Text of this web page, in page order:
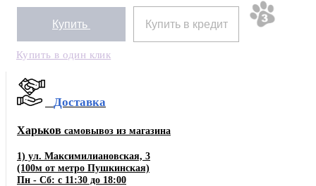
Купить Купить в кредит
Купить в один клик
Доставка
Харьков самовывоз из магазина
1) ул. Максимилиановская, 3
(100м от метро Пушкинская)
Пн - Сб: с 11:30 до 18:00